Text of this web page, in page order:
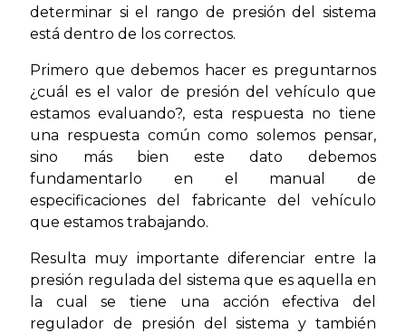
determinar si el rango de presión del sistema
está dentro de los correctos.
Primero que debemos hacer es preguntarnos
¿cuál es el valor de presión del vehículo que
estamos evaluando?, esta respuesta no tiene
una respuesta común como solemos pensar,
sino más bien este dato debemos
fundamentarlo en el manual de
especificaciones del fabricante del vehículo
que estamos trabajando.
Resulta muy importante diferenciar entre la
presión regulada del sistema que es aquella en
la cual se tiene una acción efectiva del
regulador de presión del sistema y también